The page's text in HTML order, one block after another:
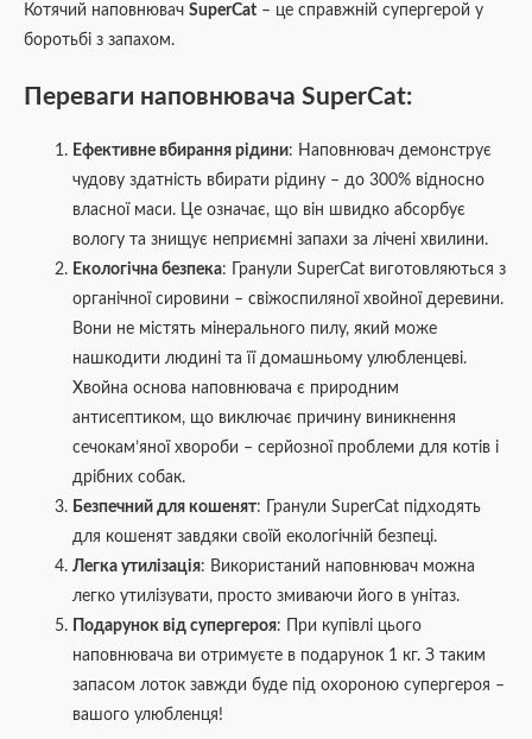
Котячий наповнювач SuperCat – це справжній супергерой у
боротьбі з запахом.
Переваги наповнювача SuperCat:
Ефективне вбирання рідини: Наповнювач демонструє
чудову здатність вбирати рідину – до 300% відносно
власної маси. Це означає, що він швидко абсорбує
вологу та знищує неприємні запахи за лічені хвилини.
Екологічна безпека: Гранули SuperCat виготовляються з
органічної сировини – свіжоспиляної хвойної деревини.
Вони не містять мінерального пилу, який може
нашкодити людині та її домашньому улюбленцеві.
Хвойна основа наповнювача є природним
антисептиком, що виключає причину виникнення
сечокам’яної хвороби – серйозної проблеми для котів і
дрібних собак.
Безпечний для кошенят: Гранули SuperCat підходять
для кошенят завдяки своїй екологічній безпеці.
Легка утилізація: Використаний наповнювач можна
легко утилізувати, просто змиваючи його в унітаз.
Подарунок від супергероя: При купівлі цього
наповнювача ви отримуєте в подарунок 1 кг. З таким
запасом лоток завжди буде під охороною супергероя –
вашого улюбленця!